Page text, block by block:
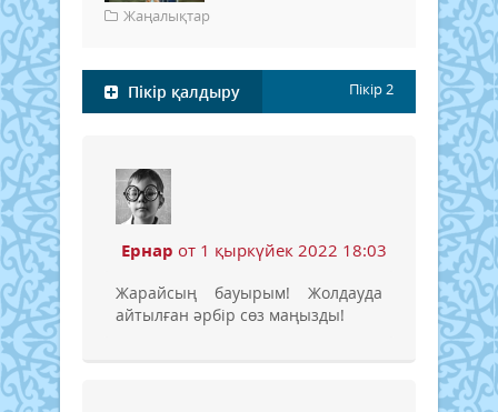
Жаңалықтар
Пікір қалдыру Пікір2
Ернар от 1 қыркүйек 2022 18:03
Жарайсың бауырым! Жолдауда
айтылған әрбір сөз маңызды!